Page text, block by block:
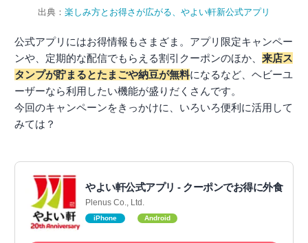
出典： 楽しみ方とお得さが広がる、やよい軒新公式アプリ
公式アプリにはお得情報もさまざま。アプリ限定キャンペー
ンや、定期的な配信でもらえる割引クーポンのほか、 来店ス
タンプが貯まるとたまごや納豆が無料になるなど、ヘビーユ
ーザーなら利用したい機能が盛りだくさんです。
今回のキャンペーンをきっかけに、いろいろ便利に活用して
みては？
やよい軒公式アプリ - クーポンでお得に外食
Plenus Co., Ltd.
iPhone Android